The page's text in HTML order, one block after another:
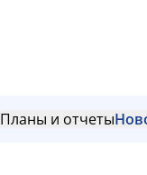
Планы и отчеты